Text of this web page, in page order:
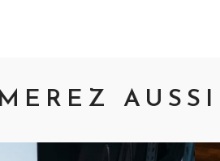
AUSSI